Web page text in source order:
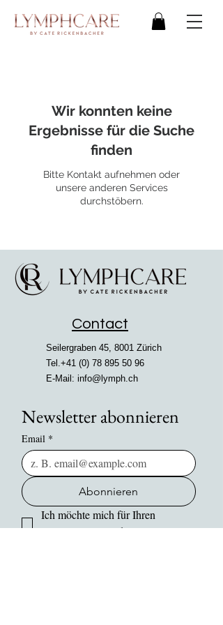
Wir konnten keine
Ergebnisse für die Suche
finden
Bitte Kontakt aufnehmen oder
unsere anderen Services
durchstöbern.
Contact
Seilergraben 45, 8001 Zürich
Tel.+41 (0) 78 895 50 96
E-Mail: info@lymph.ch
Newsletter abonnieren
Email *
Abonnieren
Ich möchte mich für Ihren
Newsletter anmelden